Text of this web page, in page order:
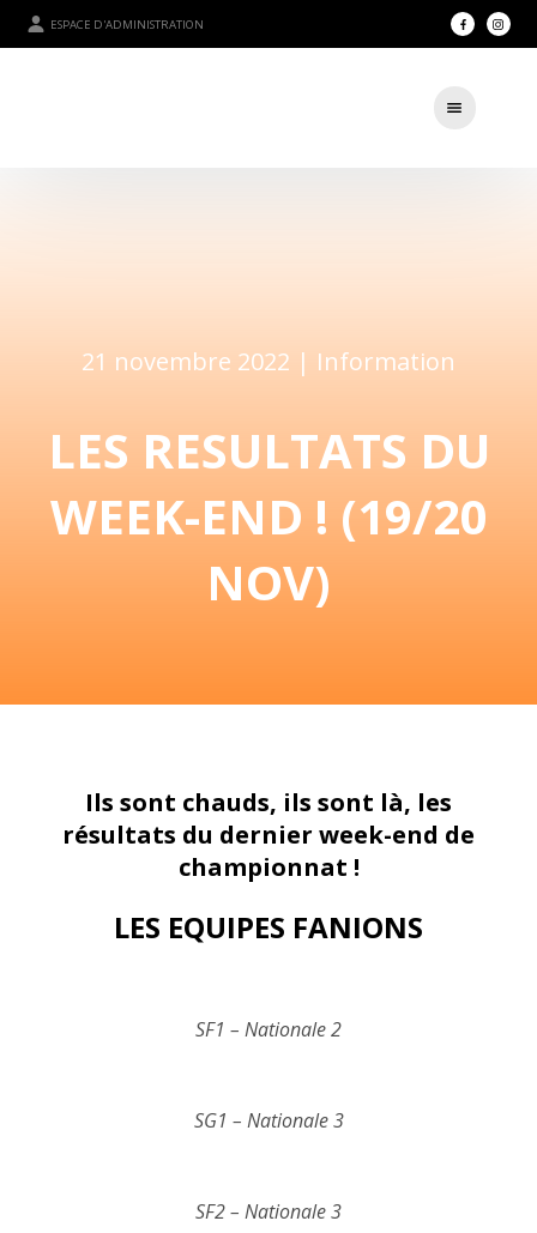
ESPACE D'ADMINISTRATION
21 novembre 2022 | Information
LES RESULTATS DU
WEEK-END ! (19/20
NOV)
Ils sont chauds, ils sont là, les
résultats du dernier week-end de
championnat !
LES EQUIPES FANIONS
SF1 – Nationale 2
SG1 – Nationale 3
SF2 – Nationale 3